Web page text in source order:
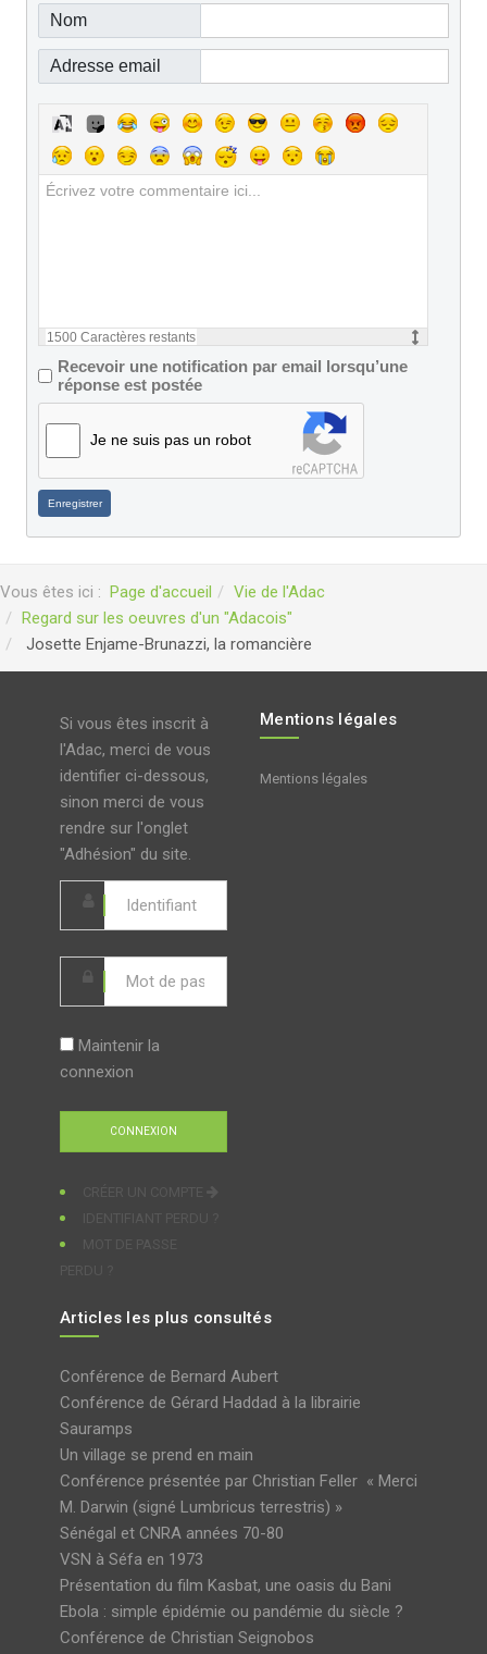
Nom
Adresse email
1500 Caractères restants
Recevoir une notification par email lorsqu’une
réponse est postée
Je ne suis pas un robot
Enregistrer
Vous êtes ici : Page d'accueil
Vie de l'Adac
Regard sur les oeuvres d'un "Adacois"
Josette Enjame-Brunazzi, la romancière
Si vous êtes inscrit à
l'Adac, merci de vous
identifier ci-dessous,
sinon merci de vous
rendre sur l'onglet
"Adhésion" du site.
Maintenir la
connexion
Mentions légales
Mentions légales
Articles les plus consultés
Conférence de Bernard Aubert
Conférence de Gérard Haddad à la librairie
Sauramps
Un village se prend en main
Conférence présentée par Christian Feller « Merci
M. Darwin (signé Lumbricus terrestris) »
Sénégal et CNRA années 70-80
VSN à Séfa en 1973
Présentation du film Kasbat, une oasis du Bani
Ebola : simple épidémie ou pandémie du siècle ?
Conférence de Christian Seignobos